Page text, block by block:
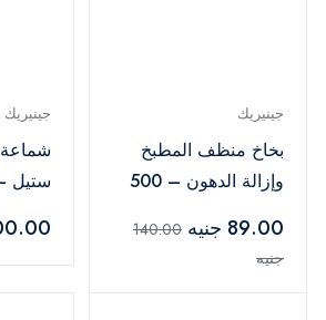
جينيريك
بخاخ منظف المطبخ
وإزالة الدهون – 500
89.00 جنيه
140.00
جنيه
جينيريك
ستيل
100.00